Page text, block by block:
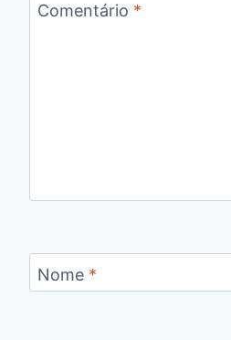
Comentário *
Nome *